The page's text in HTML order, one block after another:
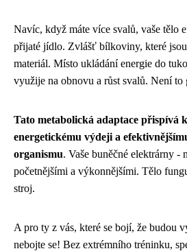
Navíc, když máte více svalů, vaše tělo
přijaté jídlo. Zvlášť bílkoviny, které
materiál. Místo ukládání energie do
využije na obnovu a růst svalů. Není to
Tato metabolická adaptace přispívá
energetickému výdeji a
organismu. Vaše buněčné elektrárny -
početnějšími a výkonnějšími. Tělo
stroj.
A pro ty z vás, které se bojí, že budou
nebojte se! Bez extrémního tréninku,